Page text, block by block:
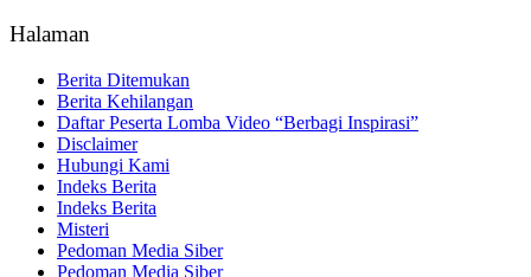
Halaman
Berita Ditemukan
Berita Kehilangan
Daftar Peserta Lomba Video “Berbagi Inspirasi”
Disclaimer
Hubungi Kami
Indeks Berita
Indeks Berita
Misteri
Pedoman Media Siber
Pedoman Media Siber